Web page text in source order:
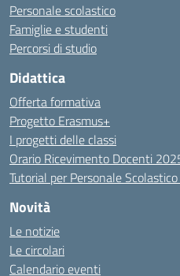
Personale scolastico
Famiglie e studenti
Percorsi di studio
Didattica
Offerta formativa
Progetto Erasmus+
I progetti delle classi
Orario Ricevimento Docenti
Tutorial per Personale
Novità
Le notizie
Le circolari
Calendario eventi